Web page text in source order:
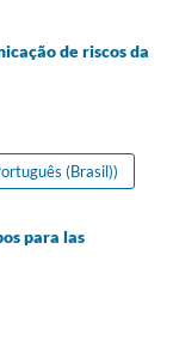
de riscos da
(Brasil))
para las